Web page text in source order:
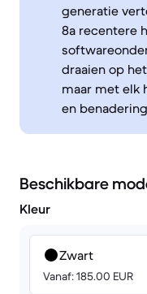
generatie
8a recentere
draaien op
maar met elk
en
Beschikbare
Kleur
Zwart
Vanaf: 185.00 EUR